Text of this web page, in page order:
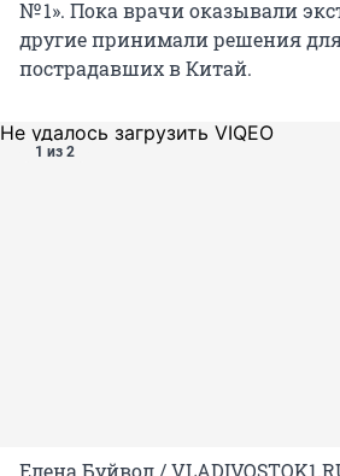
№ 1». Пока врачи оказывали
другие принимали решения
пострадавших в Китай.
Не удалось загрузить VIQEO
1 из 2
Елена Буйвол /